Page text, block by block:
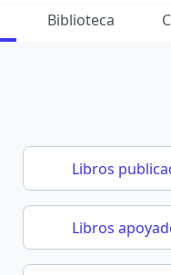
Biblioteca
Libros
Libros